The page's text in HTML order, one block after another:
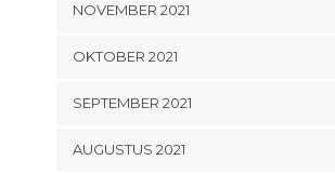
NOVEMBER 2021
OKTOBER 2021
SEPTEMBER 2021
AUGUSTUS 2021